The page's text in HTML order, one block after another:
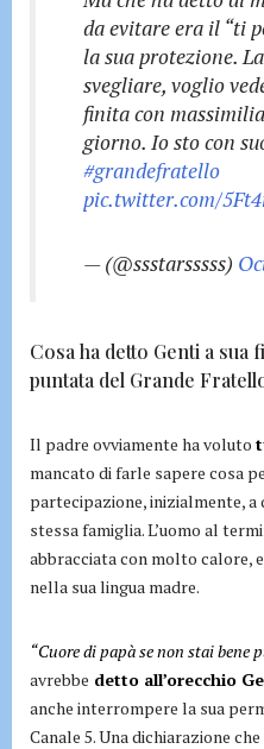
da evitare era il “ti
la sua protezione.
svegliare, voglio
finita con
giorno. Io sto con
#grandefratello
pic.twitter.com/
— (@ssstarsssss)
Cosa ha detto Genti a sua
puntata del Grande
Il padre ovviamente ha voluto
mancato di farle sapere cosa
partecipazione, inizialmente,
stessa famiglia. L’uomo al
abbracciata con molto calore,
nella sua lingua madre.
“Cuore di papà se non stai bene
avrebbe detto all’orecchio
anche interrompere la sua
Canale 5. Una dichiarazione